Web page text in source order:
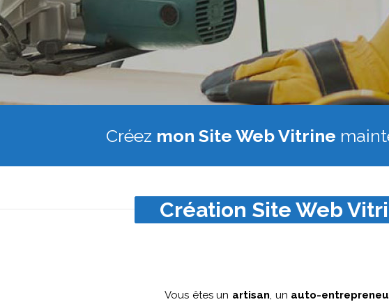
Créez mon Site Web Vitrine
Création Site Web
Vous êtes un artisan, un auto-